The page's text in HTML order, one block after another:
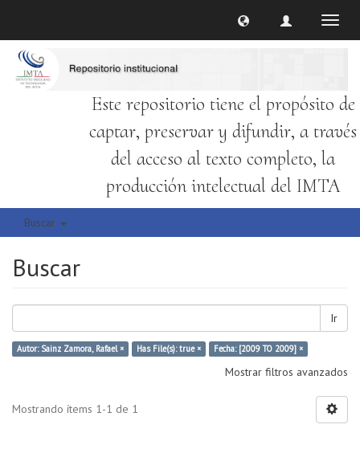
Este repositorio tiene el propósito de
captar, preservar y difundir, a través
del acceso al texto completo, la
producción intelectual del IMTA
Buscar
Buscar
Ir
Autor: Sainz Zamora, Rafael × Has File(s): true × Fecha: [2009 TO 2009] ×
Mostrar filtros avanzados
Mostrando ítems 1-1 de 1